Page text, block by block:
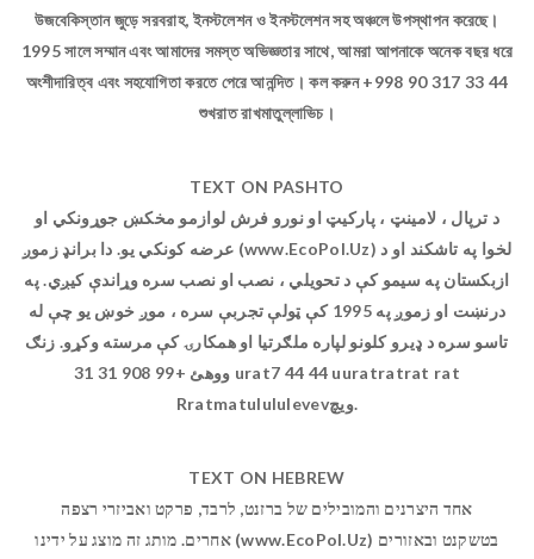
উজবেকিস্তান জুড়ে সরবরাহ, ইনস্টলেশন ও ইনস্টলেশন সহ অঞ্চলে উপস্থাপন করেছে।
1995 সালে সম্মান এবং আমাদের সমস্ত অভিজ্ঞতার সাথে, আমরা আপনাকে অনেক বছর ধরে
অংশীদারিত্ব এবং সহযোগিতা করতে পেরে আনন্দিত। কল করুন +998 90 317 33 44
শুখরাত রাখমাতুল্লাভিচ।
TEXT ON PASHTO
د ترپال ، لامینټ ، پارکیټ او نورو فرش لوازمو مخکښ جوړونکي او
عرضه کونکي یو. دا برانډ زموږ (www.EcoPol.Uz) لخوا په تاشکند او د
ازبکستان په سیمو کې د تحویلي ، نصب او نصب سره وړاندې کیږي. په
درنښت او زموږ په 1995 کې ټولې تجربې سره ، موږ خوښ یو چې له
تاسو سره د ډیرو کلونو لپاره ملګرتیا او همکارۍ کې مرسته وکړو. زنګ
ووهئ +99 908 31 31 urat7 44 44 uuratratrat rat
Rratmatulululevevویچ.
TEXT ON HEBREW
אחד היצרנים והמובילים של ברזנט, לרבד, פרקט ואביזרי רצפה
אחרים. מותג זה מוצג על ידינו (www.EcoPol.Uz) בטשקנט ובאזורים